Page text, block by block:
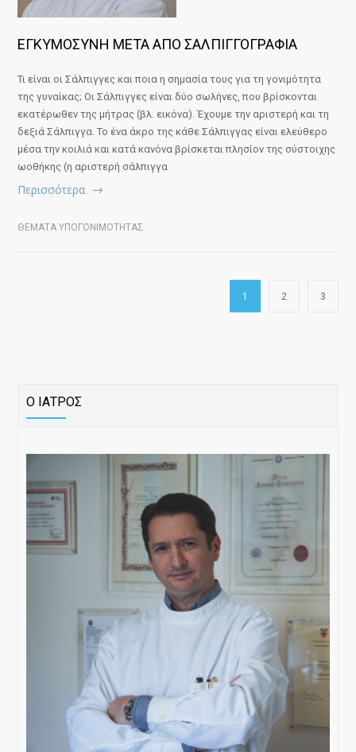
ΕΓΚΥΜΟΣΥΝΗ ΜΕΤΑ ΑΠΟ ΣΑΛΠΙΓΓΟΓΡΑΦΙΑ
Τι είναι οι Σάλπιγγες και ποια η σημασία τους για τη γονιμότητα
της γυναίκας; Οι Σάλπιγγες είναι δύο σωλήνες, που βρίσκονται
εκατέρωθεν της μήτρας (βλ. εικόνα). Έχουμε την αριστερή και τη
δεξιά Σάλπιγγα. Το ένα άκρο της κάθε Σάλπιγγας είναι ελεύθερο
μέσα την κοιλιά και κατά κανόνα βρίσκεται πλησίον της σύστοιχης
ωοθήκης (η αριστερή σάλπιγγα
Περισσότερα
ΘΕΜΑΤΑ ΥΠΟΓΟΝΙΜΟΤΗΤΑΣ
1 2 3
Ο ΙΑΤΡΟΣ